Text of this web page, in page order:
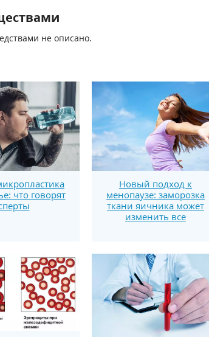
не описано.
что говорят
Новый подход к
менопаузе: заморозка
ткани яичника может
изменить все